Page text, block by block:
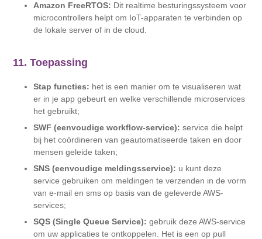
Amazon FreeRTOS: Dit realtime besturingssysteem voor
microcontrollers helpt om IoT-apparaten te verbinden op
de lokale server of in de cloud.
11. Toepassing
Stap functies: het is een manier om te visualiseren wat
er in je app gebeurt en welke verschillende microservices
het gebruikt;
SWF (eenvoudige workflow-service): service die helpt
bij het coördineren van geautomatiseerde taken en door
mensen geleide taken;
SNS (eenvoudige meldingsservice): u kunt deze
service gebruiken om meldingen te verzenden in de vorm
van e-mail en sms op basis van de geleverde AWS-
services;
SQS (Single Queue Service): gebruik deze AWS-service
om uw applicaties te ontkoppelen. Het is een op pull